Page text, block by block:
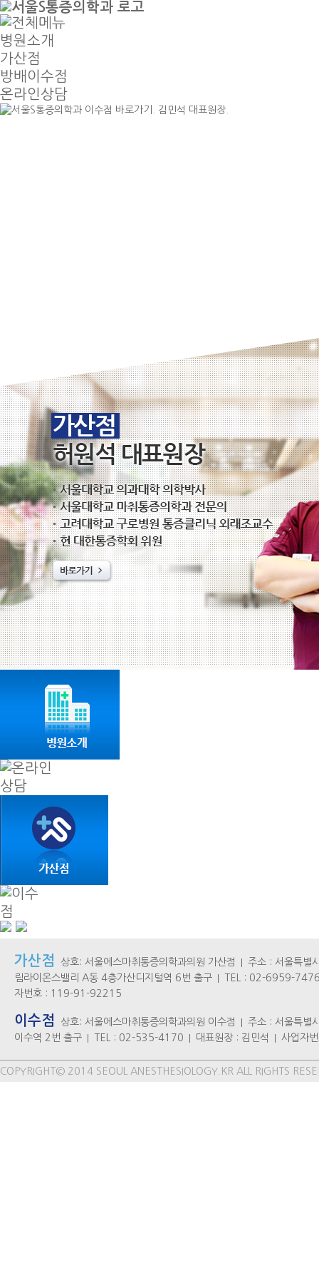
병원소개
가산점
방배이수점
온라인상담
가산점 상호: 서울에스마취통증의학과의원 가산점
주소 : 서울특별
림라이온스밸리 A동 4층가산디지털역 6번 출구
TEL : 02-6959-
자번호 : 119-91-92215
이수점 상호: 서울에스마취통증의학과의원 이수점
주소 : 서울특별
이수역 2번 출구
TEL : 02-535-4170 대표원장 : 김민석 사업자
COPYRIGHT© 2014 SEOUL ANESTHESIOLOGY.KR ALL RIGHTS